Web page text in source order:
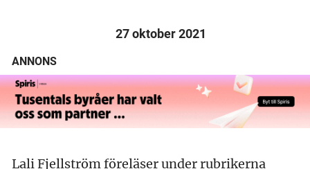
27 oktober 2021
ANNONS
Lali Fjellström föreläser under rubrikerna